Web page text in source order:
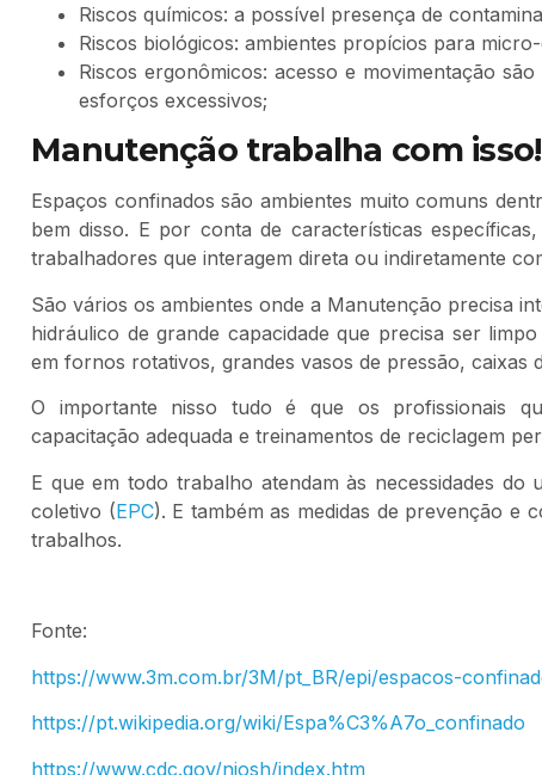
Riscos químicos: a possível presença de
Riscos biológicos: ambientes propícios para
Riscos ergonômicos: acesso e movimentação
esforços excessivos;
Manutenção trabalha com
Espaços confinados são ambientes muito comuns
bem disso. E por conta de características
trabalhadores que interagem direta ou indiretamente
São vários os ambientes onde a Manutenção precisa
hidráulico de grande capacidade que precisa ser
em fornos rotativos, grandes vasos de pressão, caixas
O importante nisso tudo é que os profissionais
capacitação adequada e treinamentos de reciclagem
E que em todo trabalho atendam às necessidades do
coletivo (EPC). E também as medidas de prevenção e
trabalhos.
Fonte:
https://www.3m.com.br/3M/pt_BR/epi/espacos-
https://pt.wikipedia.org/wiki/Espa%C3%A7o_confinado
https://www.cdc.gov/niosh/index.htm